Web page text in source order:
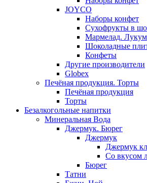
JOYCO
Наборы конфет
Сухофрукты в
Мармелад. Лукум
Шоколадные
Конфеты
Другие производители
Globex
Печёная продукция. Торты
Печёная продукция
Торты
Безалкогольные напитки
Минеральная Вода
Джермук. Бюрег
Джермук
Джермук
Со вкусом
Бюрег
Татни